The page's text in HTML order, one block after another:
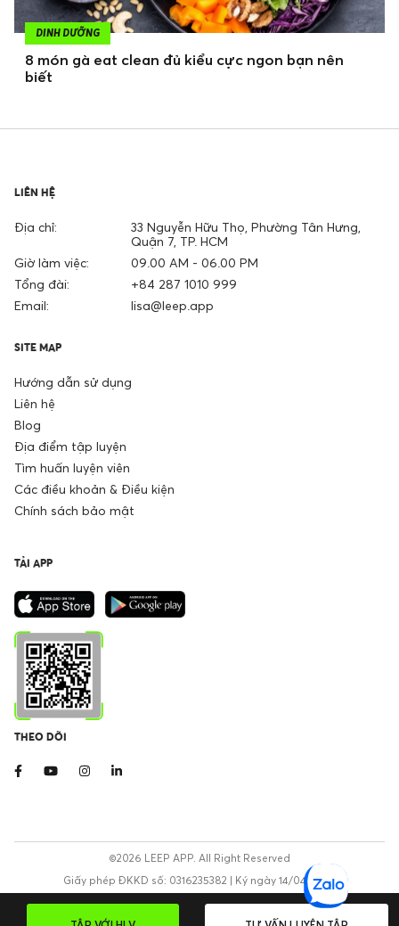
DINH DƯỠNG
8 món gà eat clean đủ kiểu cực ngon bạn nên
biết
LIÊN HỆ
Địa chỉ:
33 Nguyễn Hữu Thọ, Phường Tân Hưng,
Quận 7, TP. HCM
Giờ làm việc:
09.00 AM - 06.00 PM
Tổng đài:
+84 287 1010 999
Email:
lisa@leep.app
SITE MAP
Hướng dẫn sử dụng
Liên hệ
Blog
Địa điểm tập luyện
Tìm huấn luyện viên
Các điều khoản & Điều kiện
Chính sách bảo mật
TẢI APP
THEO DÕI
©2026 LEEP APP. All Right Reserved
Giấy phép ĐKKD số: 0316235382 | Ký ngày 14/04/2020